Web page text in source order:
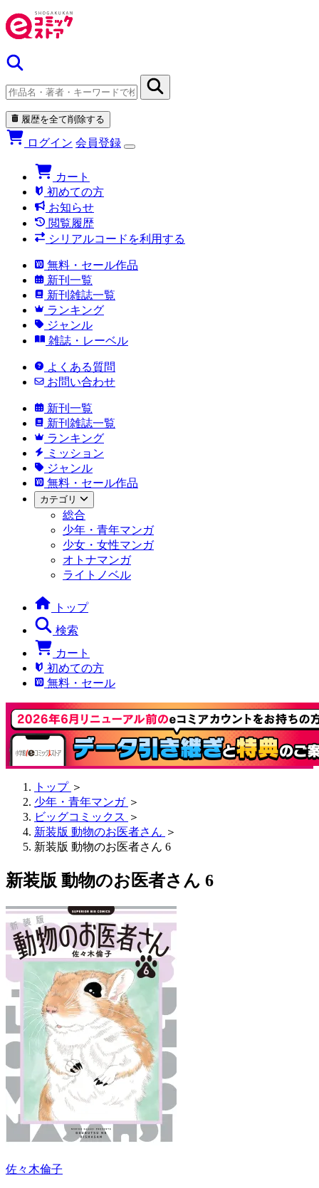
履歴を全て削除する
ログイン 会員登録
カート
初めての方
お知らせ
閲覧履歴
シリアルコードを利用する
無料・セール作品
新刊一覧
新刊雑誌一覧
ランキング
ジャンル
雑誌・レーベル
よくある質問
お問い合わせ
新刊一覧
新刊雑誌一覧
ランキング
ミッション
ジャンル
無料・セール作品
カテゴリ
総合
少年・青年マンガ
少女・女性マンガ
オトナマンガ
ライトノベル
トップ
検索
カート
初めての方
無料・セール
トップ ＞
少年・青年マンガ ＞
ビッグコミックス ＞
新装版 動物のお医者さん ＞
新装版 動物のお医者さん 6
新装版 動物のお医者さん 6
佐々木倫子